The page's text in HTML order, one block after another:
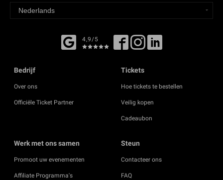
4,9/5
Bedrijf
Over ons
Officiële Ticket Partner
Tickets
Hoe tickets te bestellen
Veilig kopen
Cadeaubon
Werk met ons samen
Promoot uw evenementen
Affiliate Programma's
Steun
Contacteer ons
FAQ